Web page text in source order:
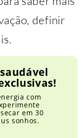
definir
com
em 30
sonhos.